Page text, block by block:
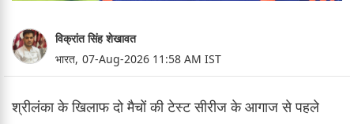
विक्रांत सिंह शेखावत
भारत, 07-Aug-2026 11:58 AM IST
श्रीलंका के खिलाफ दो मैचों की टेस्ट सीरीज के आगाज से पहले